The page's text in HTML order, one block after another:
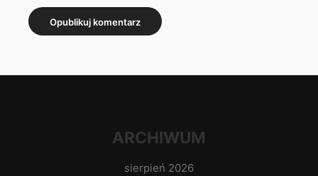
ARCHIWUM
sierpień 2026